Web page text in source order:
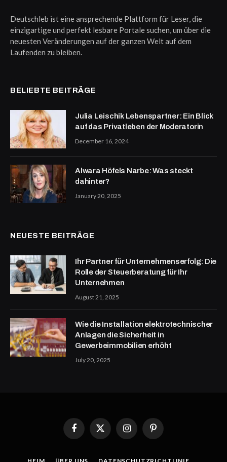
Deutschleb ist eine ansprechende Plattform für Leser, die
einzigartige und perfekt lesbare Portale suchen, um über die
neuesten Veränderungen auf der ganzen Welt auf dem
Laufenden zu bleiben.
BELIEBTE BEITRÄGE
Julia Leischik Lebenspartner: Ein Blick
auf das Privatleben der Moderatorin
December 16, 2024
Alwara Höfels Narbe: Was steckt
dahinter?
January 20, 2025
NEUESTE BEITRÄGE
Ihr Partner für Unternehmenserfolg: Die
Rolle der Steuerberatung für Ihr
Unternehmen
August 21, 2025
Wie die Installation elektrotechnischer
Anlagen die Sicherheit in
Gewerbeimmobilien erhöht
July 20, 2025
FacebookX
(Twitter)
InstagramPinterest